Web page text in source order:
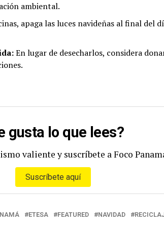
ambiental.
apaga las luces navideñas al final del
En lugar de desecharlos, considera
gusta lo que lees?
valiente y suscríbete a Foco
Suscríbete aquí
ETESA FEATURED NAVIDAD